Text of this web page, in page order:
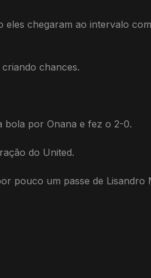
chegaram ao intervalo
chances.
bola por Onana e fez o 2-0.
do United.
pouco um passe de Lisandro